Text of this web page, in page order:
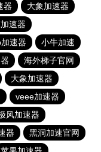
器
大象加速器
速器
速器
小牛加速
海外梯子官网
大象加速器
veee加速器
风加速器
器
黑洞加速官网